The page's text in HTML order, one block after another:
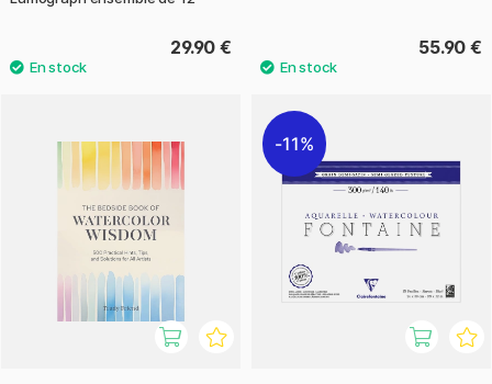
29.90 € 55.90 €
11%